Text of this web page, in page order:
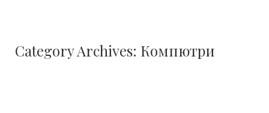
Category Archives: Компютри